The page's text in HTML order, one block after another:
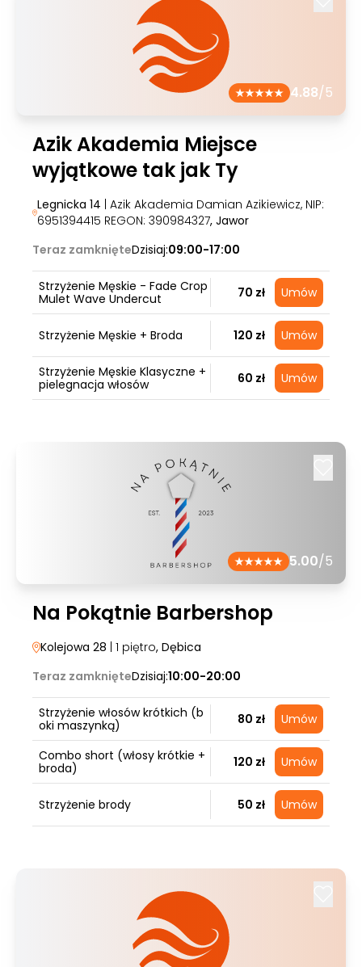
4.88/5
Azik Akademia Miejsce
wyjątkowe tak jak Ty
Legnicka 14 | Azik Akademia Damian Azikiewicz, NIP:
6951394415 REGON: 390984327, Jawor
Teraz zamknięteDzisiaj:09:00-17:00
Strzyżenie Męskie - Fade Crop
Mulet Wave Undercut
70 zł Umów
Strzyżenie Męskie + Broda 120 zł Umów
Strzyżenie Męskie Klasyczne +
pielegnacja włosów
60 zł Umów
5.00/5
Na Pokątnie Barbershop
Kolejowa 28 | 1 piętro, Dębica
Teraz zamknięteDzisiaj:10:00-20:00
Strzyżenie włosów krótkich (b
oki maszynką)
80 zł Umów
Combo short (włosy krótkie +
broda)
120 zł Umów
Strzyżenie brody 50 zł Umów